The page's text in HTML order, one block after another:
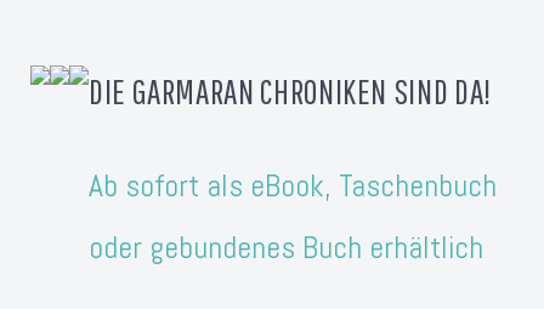
DIE GARMARAN CHRONIKEN SIND DA!
Ab sofort als eBook, Taschenbuch
oder gebundenes Buch erhältlich